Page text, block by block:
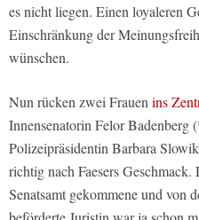
es nicht liegen. Einen loyaleren
Einschränkung der
wünschen.
Nun rücken zwei Frauen ins
Innensenatorin Felor Badenberg
Polizeipräsidentin Barbara
richtig nach Faesers
Senatsamt gekommene und von